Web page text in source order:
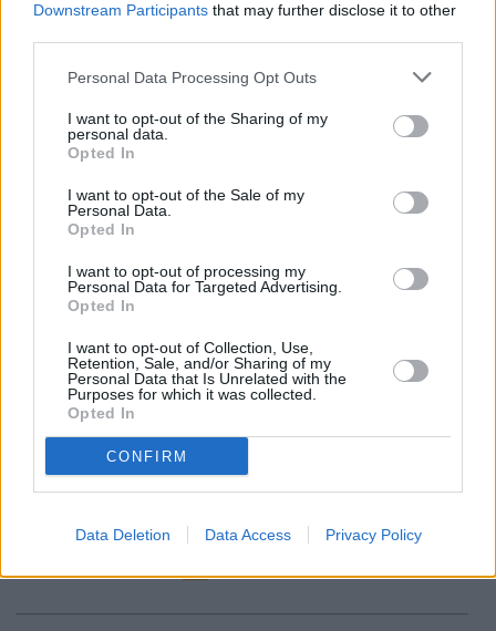
Downstream Participants that may further disclose it to other
Personal Data Processing Opt Outs
I want to opt-out of the Sharing of my
personal data.
Opted In
I want to opt-out of the Sale of my
Personal Data.
Opted In
I want to opt-out of processing my
Personal Data for Targeted Advertising.
Opted In
I want to opt-out of Collection, Use,
Retention, Sale, and/or Sharing of my
Personal Data that Is Unrelated with the
Purposes for which it was collected.
Opted In
CONFIRM
Data Deletion Data Access Privacy Policy
Canaria. Con una dieta principalmente
vegetariana, este reptil desempeña un papel
crucial en la dispersión de semillas de diversas
plantas, lo que lo convierte en un componente
esencial del ecosistema local.
La red canaria de Alerta Temprana de Especies
Exóticas Invasoras (RedEXOS) tiene como objetivo
localizar, identificar, controlar o erradicar los
nuevos focos o poblaciones de estas especies en
expansión.
Desde el Cabildo, se hace un llamado a la
ciudadanía para que informe de inmediato al 112
en caso de avistar una especie de estas